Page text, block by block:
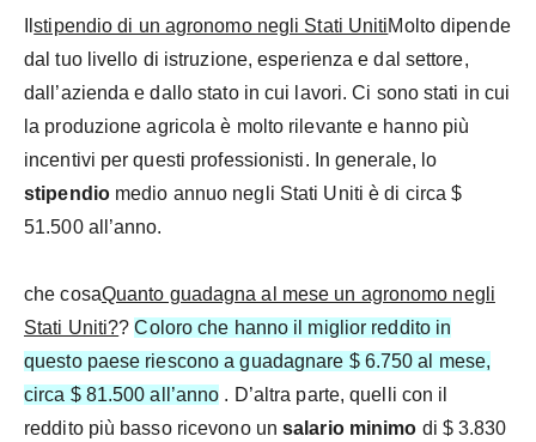
Ilstipendio di un agronomo negli Stati UnitiMolto dipende
dal tuo livello di istruzione, esperienza e dal settore,
dall’azienda e dallo stato in cui lavori. Ci sono stati in cui
la produzione agricola è molto rilevante e hanno più
incentivi per questi professionisti. In generale, lo
stipendiomedio annuo negli Stati Uniti è di circa $
51.500 all’anno.
che cosaQuanto guadagna al mese un agronomo negli
Stati Uniti??Coloro che hanno il miglior reddito in
questo paese riescono a guadagnare $ 6.750 al mese,
circa $ 81.500 all’anno . D’altra parte, quelli con il
reddito più basso ricevono unsalario minimo di $ 3.830